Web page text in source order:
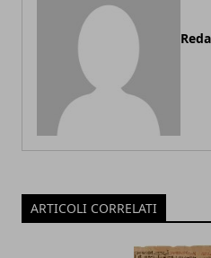
ARTICOLI CORRELATI